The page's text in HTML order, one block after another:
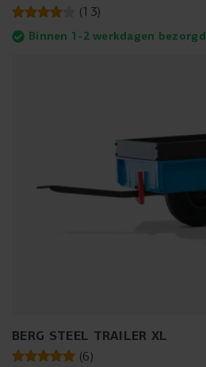
(13)
Binnen 1-2 werkdagen bezorgd
BERG STEEL TRAILER XL
(6)